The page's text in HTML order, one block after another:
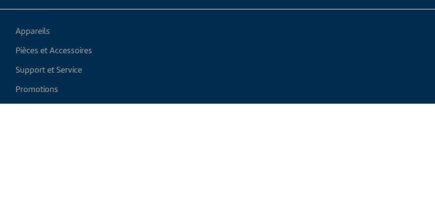
Appareils
Pièces et Accessoires
Support et Service
Promotions